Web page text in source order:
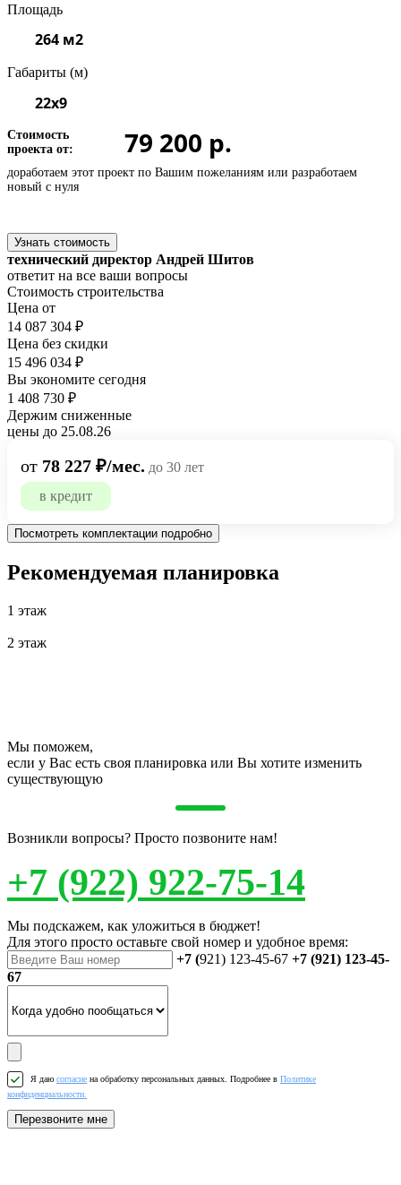
Площадь
264 м2
Габариты (м)
22x9
Стоимость
проекта от:
79 200 р.
доработаем этот проект по Вашим пожеланиям или разработаем
новый с нуля
Узнать стоимость
технический директор Андрей Шитов
ответит на все ваши вопросы
Стоимость строительства
Цена от
14 087 304 ₽
Цена без скидки
15 496 034 ₽
Вы экономите сегодня
1 408 730 ₽
Держим сниженные
цены до 25.08.26
от 78 227 ₽/мес. до 30 лет
в кредит
Посмотреть комплектации подробно
Рекомендуемая планировка
1 этаж
2 этаж
Мы поможем,
если у Вас есть своя планировка или Вы хотите изменить
существующую
Возникли вопросы? Просто позвоните нам!
+7 (922) 922-75-14
Мы подскажем, как уложиться в бюджет!
Для этого просто оставьте свой номер и удобное время:
+7 (921) 123-45-67 +7 (921) 123-45-
67
Я даю согласие на обработку персональных данных. Подробнее в Политике
конфиденциальности.
Перезвоните мне